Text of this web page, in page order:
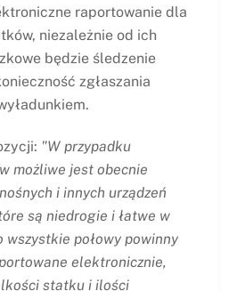
raportowanie dla
niezależnie od ich
będzie śledzenie
zgłaszania
"W przypadku
możliwe jest obecnie
i innych urządzeń
są niedrogie i łatwe w
wszystkie połowy powinny
elektronicznie,
statku i ilości